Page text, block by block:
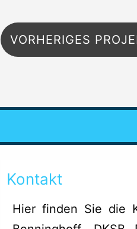
Beitragsnavigation
VORHERIGES
Kontakt
Hier finden Sie die